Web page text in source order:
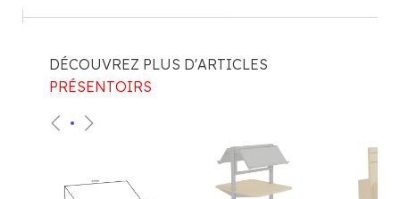
DÉCOUVREZ PLUS D'ARTICLES
PRÉSENTOIRS